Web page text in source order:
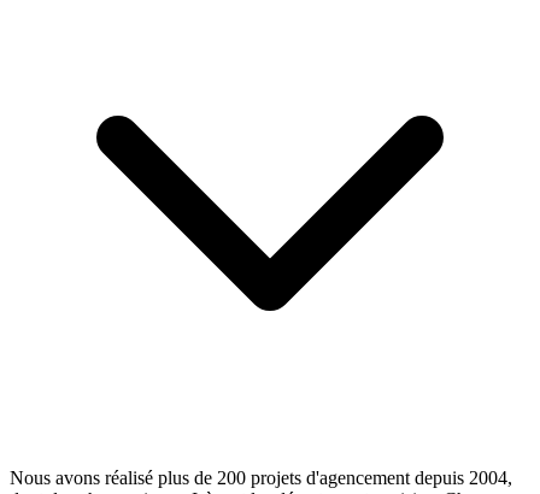
Nous avons réalisé plus de 200 projets d'agencement depuis 2004,